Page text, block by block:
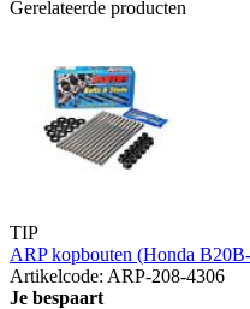
Gerelateerde producten
TIP
ARP kopbouten (Honda
Artikelcode: ARP-208-4306
Je bespaart